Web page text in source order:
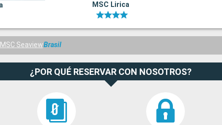
MSC Lirica
MSC SeaviewBrasil
¿POR QUÉ RESERVAR CON NOSOTROS?